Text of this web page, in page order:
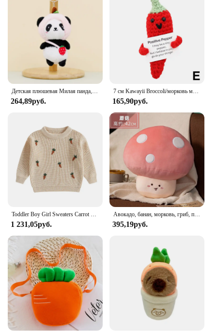
264,89руб.
7 см Kawayii Broccoli/морковь милая тканая овощная кукла шерсть крючком имитация фруктов украшение брелок для друзей мини вязаный
165,90руб.
Toddler Boy Girl Sweaters Carrot Pattern Long Sleeve Round Neck Ribbed Chunky Knit Jumper Tops
1 231,05руб.
Авокадо, банан, морковь, гриб, плюшевая игрушка, подушка, спальная кукла, кровать, диванная подушка, милая кукла, подарок на день рождения, для девочек и мальчиков, Рождество
395,19руб.